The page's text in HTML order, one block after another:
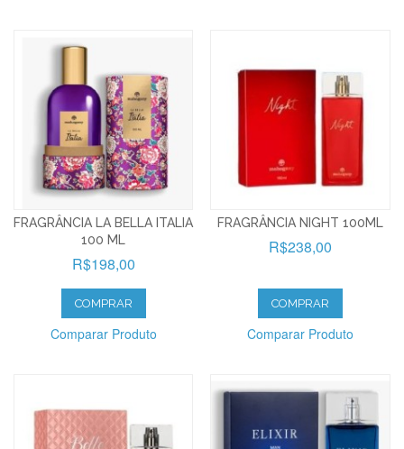
FRAGRÂNCIA LA BELLA ITALIA
100 ML
R$198,00
COMPRAR
Comparar Produto
FRAGRÂNCIA NIGHT 100ML
R$238,00
COMPRAR
Comparar Produto